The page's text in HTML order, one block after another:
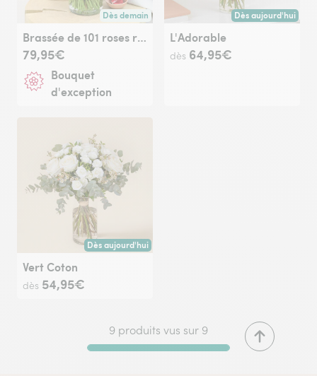
Dès demain
Livraison dès demain (pour toute commande passée
Brassée de 101 roses rouges Max Havelaar
79,95€
Bouquet
d'exception
Dès aujourd'hui
Livraison dès
L'Adorable
dès 64,95€
Dès aujourd'hui
Livraison dès aujourd'hui (pour toute commande passée
Vert Coton
dès 54,95€
9 produits vus sur 9